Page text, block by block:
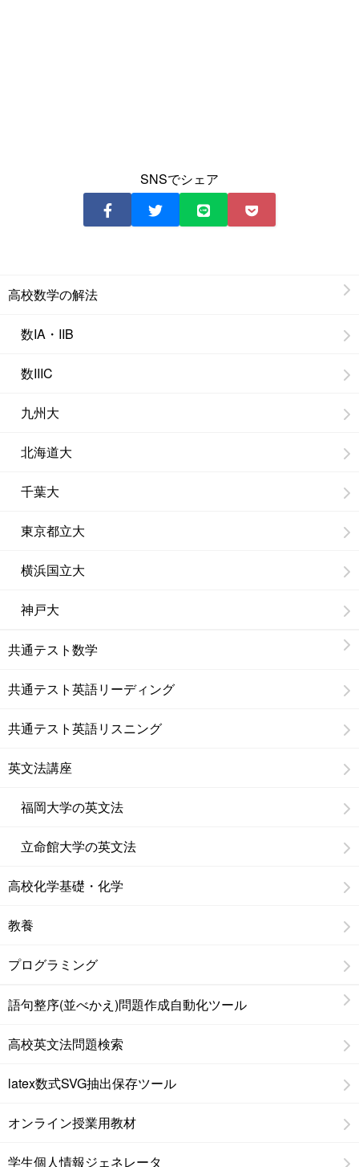
SNSでシェア
高校数学の解法
数IA・IIB
数IIIC
九州大
北海道大
千葉大
東京都立大
横浜国立大
神戸大
共通テスト数学
共通テスト英語リーディング
共通テスト英語リスニング
英文法講座
福岡大学の英文法
立命館大学の英文法
高校化学基礎・化学
教養
プログラミング
語句整序(並べかえ)問題作成自動化ツール
高校英文法問題検索
latex数式SVG抽出保存ツール
オンライン授業用教材
学生個人情報ジェネレータ